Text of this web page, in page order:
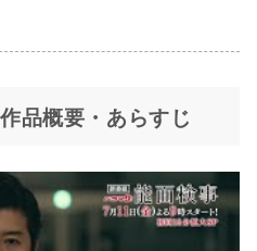
品概要・あらすじ